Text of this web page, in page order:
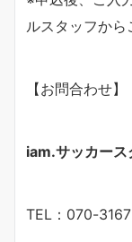
ルスタッフから
【お問合わせ】
iam.サッカース
TEL：070-